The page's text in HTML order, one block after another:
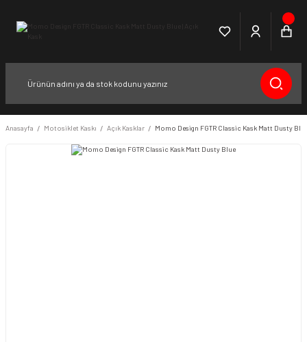
Anasayfa Motosiklet Kaskı Açık Kasklar Momo Design FGTR Classic Kask Matt Dusty